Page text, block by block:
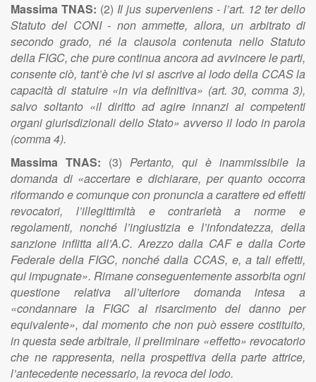
Massima TNAS: (2) Il jus superveniens - l’art. 12 ter dello
Statuto del CONI - non ammette, allora, un arbitrato di
secondo grado, né la clausola contenuta nello Statuto
della FIGC, che pure continua ancora ad avvincere le parti,
consente ciò, tant’è che ivi si ascrive al lodo della CCAS la
capacità di statuire «in via definitiva» (art. 30, comma 3),
salvo soltanto «il diritto ad agire innanzi ai competenti
organi giurisdizionali dello Stato» avverso il lodo in parola
(comma 4).
Massima TNAS: (3) Pertanto, qui è inammissibile la
domanda di «accertare e dichiarare, per quanto occorra
riformando e comunque con pronuncia a carattere ed effetti
revocatori, l’illegittimità e contrarietà a norme e
regolamenti, nonché l’ingiustizia e l’infondatezza, della
sanzione inflitta all’A.C. Arezzo dalla CAF e dalla Corte
Federale della FIGC, nonché dalla CCAS, e, a tali effetti,
qui impugnate». Rimane conseguentemente assorbita ogni
questione relativa all’ulteriore domanda intesa a
«condannare la FIGC al risarcimento del danno per
equivalente», dal momento che non può essere costituito,
in questa sede arbitrale, il preliminare «effetto» revocatorio
che ne rappresenta, nella prospettiva della parte attrice,
l’antecedente necessario, la revoca del lodo.